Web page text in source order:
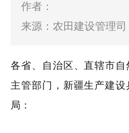
作者：
来源：农田建设管理司
各省、自治区、直辖市
主管部门，新疆生产建
局：